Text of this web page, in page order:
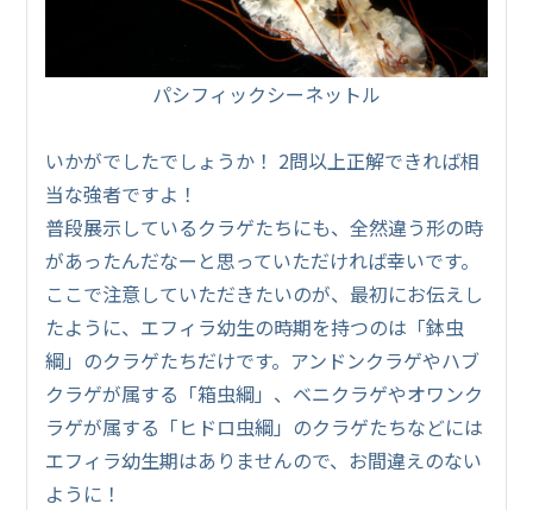
パシフィックシーネットル
いかがでしたでしょうか！ 2問以上正解できれば相
当な強者ですよ！
普段展示しているクラゲたちにも、全然違う形の時
があったんだなーと思っていただければ幸いです。
ここで注意していただきたいのが、最初にお伝えし
たように、エフィラ幼生の時期を持つのは「鉢虫
綱」のクラゲたちだけです。アンドンクラゲやハブ
クラゲが属する「箱虫綱」、ベニクラゲやオワンク
ラゲが属する「ヒドロ虫綱」のクラゲたちなどには
エフィラ幼生期はありませんので、お間違えのない
ように！